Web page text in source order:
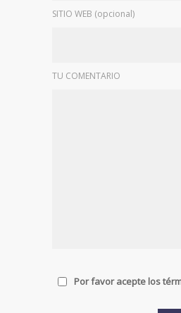
SITIO WEB (opcional)
TU COMENTARIO
Por favor acepte los